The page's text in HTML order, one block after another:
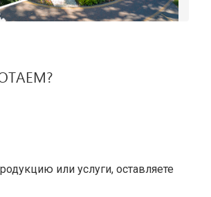
или услуги, оставляете